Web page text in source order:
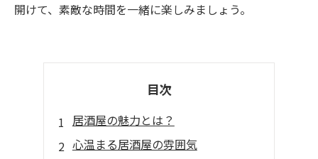
開けて、素敵な時間を一緒に楽しみましょう。
目次
居酒屋の魅力とは？
心温まる居酒屋の雰囲気